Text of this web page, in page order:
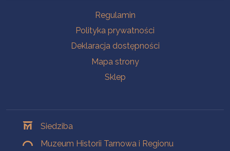
Regulamin
Polityka prywatności
Deklaracja dostępności
Mapa strony
Sklep
Siedziba
Muzeum Historii Tarnowa i Regionu